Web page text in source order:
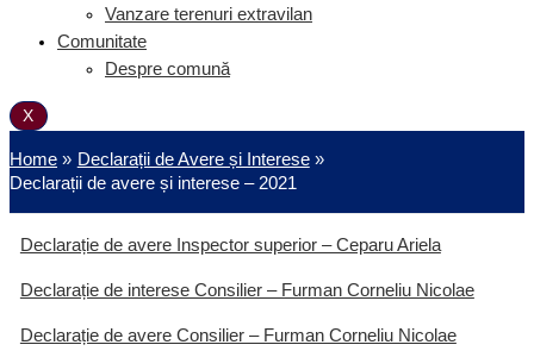
Vanzare terenuri extravilan
Comunitate
Despre comună
X
Home
Declarații de Avere și Interese
Declarații de avere și interese – 2021
Declarație de avere Inspector superior – Ceparu Ariela
Declarație de interese Consilier – Furman Corneliu Nicolae
Declarație de avere Consilier – Furman Corneliu Nicolae